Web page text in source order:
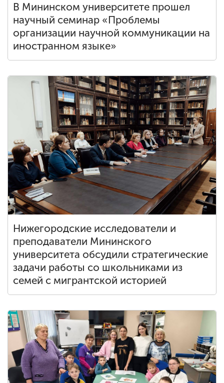
В Мининском университете прошел
научный семинар «Проблемы
организации научной коммуникации на
иностранном языке»
Нижегородские исследователи и
преподаватели Мининского
университета обсудили стратегические
задачи работы со школьниками из
семей с мигрантской историей